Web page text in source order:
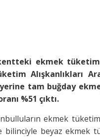
ekmek
Alışkanlıkları
tam buğday
%51 çıktı.
ekmek tüketim
bilinciyle beyaz ekmek